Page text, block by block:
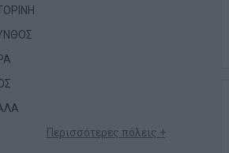
Περισσότερες πόλεις +